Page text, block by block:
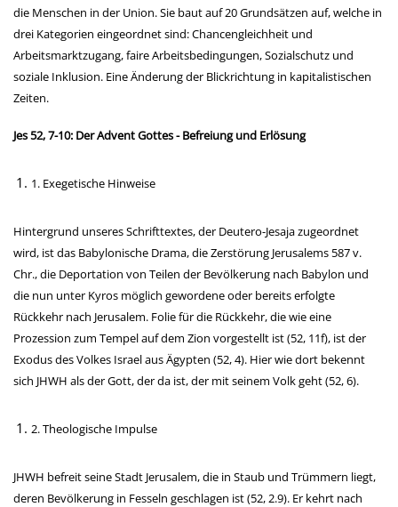
die Menschen in der Union. Sie baut auf 20 Grundsätzen auf, welche in
drei Kategorien eingeordnet sind: Chancengleichheit und
Arbeitsmarktzugang, faire Arbeitsbedingungen, Sozialschutz und
soziale Inklusion. Eine Änderung der Blickrichtung in kapitalistischen
Zeiten.
Jes 52, 7-10: Der Advent Gottes - Befreiung und Erlösung
1. Exegetische Hinweise
Hintergrund unseres Schrifttextes, der Deutero-Jesaja zugeordnet
wird, ist das Babylonische Drama, die Zerstörung Jerusalems 587 v.
Chr., die Deportation von Teilen der Bevölkerung nach Babylon und
die nun unter Kyros möglich gewordene oder bereits erfolgte
Rückkehr nach Jerusalem. Folie für die Rückkehr, die wie eine
Prozession zum Tempel auf dem Zion vorgestellt ist (52, 11f), ist der
Exodus des Volkes Israel aus Ägypten (52, 4). Hier wie dort bekennt
sich JHWH als der Gott, der da ist, der mit seinem Volk geht (52, 6).
2. Theologische Impulse
JHWH befreit seine Stadt Jerusalem, die in Staub und Trümmern liegt,
deren Bevölkerung in Fesseln geschlagen ist (52, 2.9). Er kehrt nach